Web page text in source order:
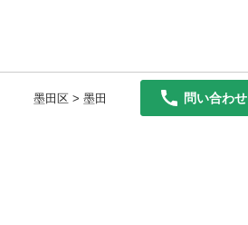
墨田区 > 墨田 問い合わせ